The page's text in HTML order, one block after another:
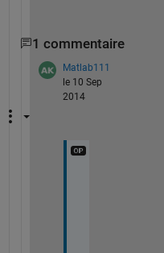
1 commentaire
Matlab111
le 10 Sep
2014